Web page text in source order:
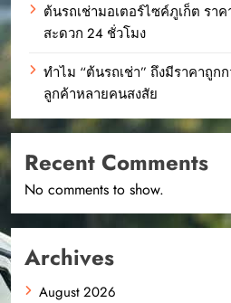
ต้นรถเช่ามอเตอร์ไซค์ภูเก็ต รา
สะดวก 24 ชั่วโมง
ทำไม “ต้นรถเช่า” ถึงมีราคาถูก
ลูกค้าหลายคนสงสัย
Recent Comments
No comments to show.
Archives
August 2026